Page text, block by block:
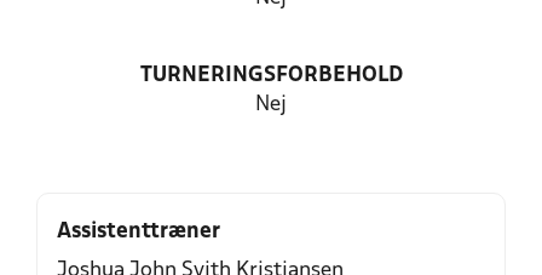
TURNERINGSFORBEHOLD
Nej
Assistenttræner
Joshua John Svith Kristiansen